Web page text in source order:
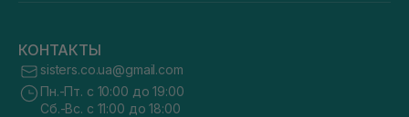
КОНТАКТЫ
sisters.co.ua@gmail.com
Пн.-Пт. с 10:00 до 19:00
Сб.-Вс. с 11:00 до 18:00